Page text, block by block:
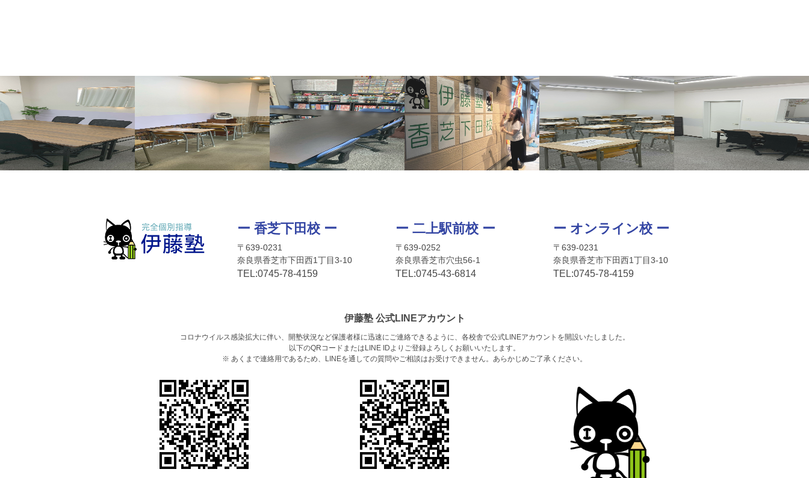
ー 香芝下田校 ー
〒639-0231
奈良県香芝市下田西1丁目3-10
TEL:0745-78-4159
ー 二上駅前校 ー
〒639-0252
奈良県香芝市穴虫56-1
TEL:0745-43-6814
ー オンライン校 ー
〒639-0231
奈良県香芝市下田西1丁目3-10
TEL:0745-78-4159
伊藤塾 公式LINEアカウント
コロナウイルス感染拡大に伴い、開塾状況など保護者様に迅速にご連絡できるように、各校舎で公式LINEアカウントを開設いたしました。
以下のQRコードまたはLINE IDよりご登録よろしくお願いいたします。
※ あくまで連絡用であるため、LINEを通しての質問やご相談はお受けできません。あらかじめご了承ください。